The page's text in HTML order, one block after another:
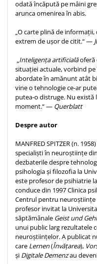
Diverse
Schimbarea caracterului
Slujire
Suferinta
Viata din belsug
Viata de zi cu zi
Despre afaceri
Dezvoltare personala
Leadership
Sanatate / nutritie
odată încăpută pe mâini
arunca omenirea în abis.
„O carte plină de
extrem de ușor de citit.“ —
„Inteligența artificialăoferă
situației actuale, vorbind
abordate în amănunt atât
vine o tehnologie ce-ar
putea-o distruge. Nu
moment.“ — Querblatt
Despre autor
MANFRED SPITZER (n.
specialiști în neuroștiințe
dezbaterile despre
psihologia și filozofia la
este profesor de psihiatrie
conduce din 1997 Clinica
Centrul pentru neuroștiințe
profesor invitat la
săptămânale Geist und
unui public larg rezultatele
neuroștiințelor. A publicat
care Lernen(Învățarea),
și Digitale Demenzau